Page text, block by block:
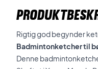
Rigtig god begynder
Badmintonketcher til
Denne